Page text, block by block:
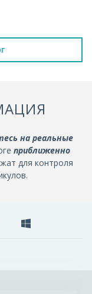
на реальные
приближенно
для контроля